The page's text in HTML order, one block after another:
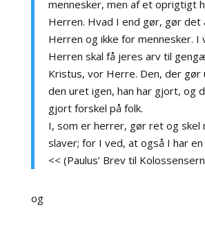
mennesker, men af et oprigtigt
Herren. Hvad I end gør, gør
Herren og ikke for mennesker. I
Herren skal få jeres arv til
Kristus, vor Herre. Den, der gør
den uret igen, han har gjort, og
gjort forskel på folk.
I, som er herrer, gør ret og skel
slaver; for I ved, at også I har
<< (Paulus’ Brev til
og